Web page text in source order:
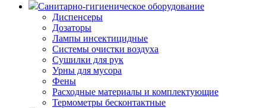
Санитарно-гигиеническое оборудование
Диспенсеры
Дозаторы
Лампы инсектицидные
Системы очистки воздуха
Сушилки для рук
Урны для мусора
Фены
Расходные материалы и комплектующие
Термометры бесконтактные